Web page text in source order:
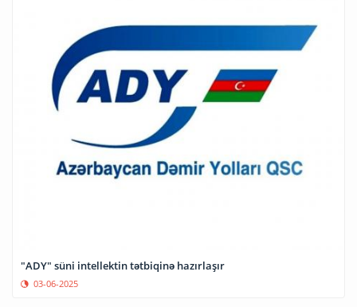
"ADY" süni intellektin tətbiqinə hazırlaşır
03-06-2025